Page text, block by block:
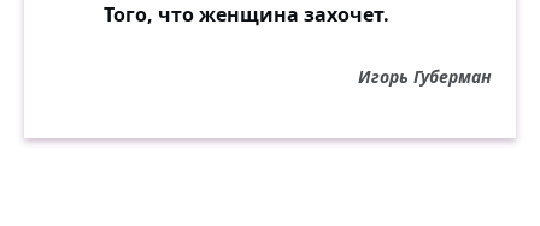
Того, что женщина захочет.
Игорь Губерман